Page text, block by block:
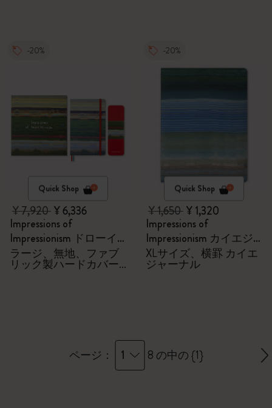
-20%
Quick Shop
¥ 7,920¥ 6,336
Impressions of
Impressionism ドローイ
ングギフトボックス
ラージ、無地、ファブ
リック製ハードカバー
-20%
Quick Shop
¥ 1,650¥ 1,320
Impressions of
Impressionism カイエジ
ャーナル
XLサイズ、横罫 カイエ
ジャーナル
ページ： 1 8 の中の {1}